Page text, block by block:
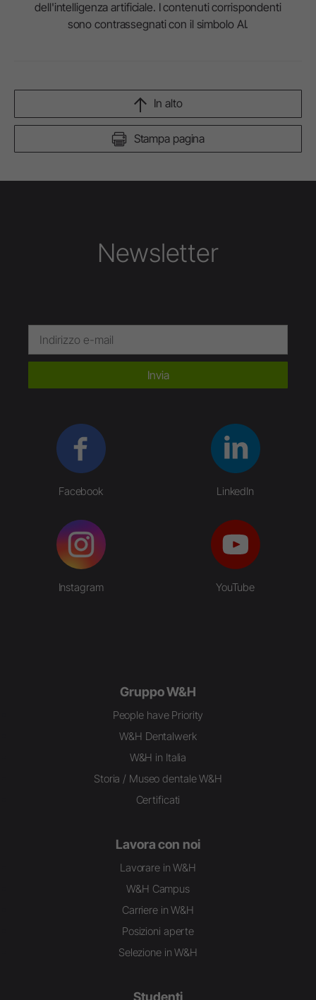
dell'intelligenza artificiale. I contenuti corrispondenti
sono contrassegnati con il simbolo AI.
Stampa pagina
In alto
Newsletter
Invia
Facebook LinkedIn
Instagram YouTube
Gruppo W&H
People have Priority
W&H Dentalwerk
W&H in Italia
Storia / Museo dentale W&H
Certificati
Lavora con noi
Lavorare in W&H
W&H Campus
Carriere in W&H
Posizioni aperte
Selezione in W&H
Studenti